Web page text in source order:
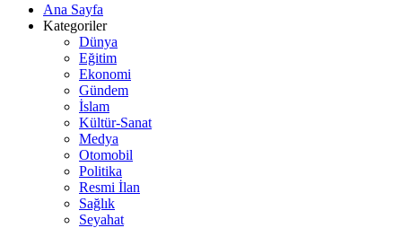
Ana Sayfa
Kategoriler
Dünya
Eğitim
Ekonomi
Gündem
İslam
Kültür-Sanat
Medya
Otomobil
Politika
Resmi İlan
Sağlık
Seyahat